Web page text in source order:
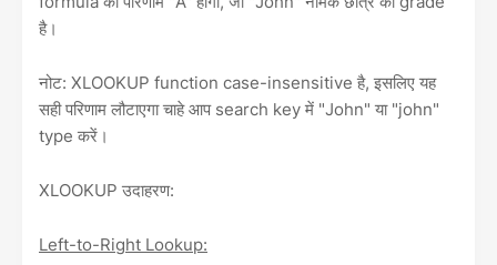
है।
नोट: XLOOKUP function case-insensitive है, इसलिए यह
सही परिणाम लौटाएगा चाहे आप search key में "John" या "john"
type करें।
XLOOKUP उदाहरण:
Left-to-Right Lookup: